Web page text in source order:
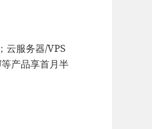
云服务器/VPS
产品享首月半